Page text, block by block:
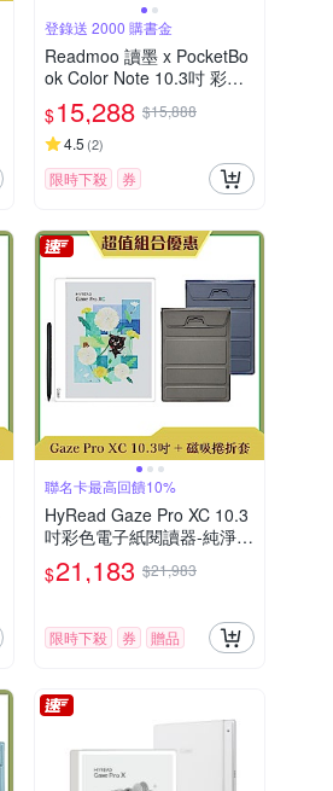
登錄送 2000 購書金
Readmoo 讀墨 x PocketBo
ok Color Note 10.3吋 彩色
電子書閱讀器
$15,288 $15,888
4.5 (2)
限時下殺 券
聯名卡最高回饋10%
HyRead Gaze Pro XC 10.3
吋彩色電子紙閱讀器-純淨白
+磁吸捲折套 (組合)
$21,183 $21,983
限時下殺 券 贈品